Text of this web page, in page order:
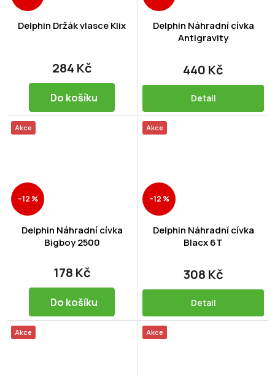
Delphin Držák vlasce Klix
284 Kč
Do košíku
Delphin Náhradní cívka
Antigravity
440 Kč
Detail
Akce
–12 %
Delphin Náhradní cívka
Bigboy 2500
178 Kč
Do košíku
Akce
–12 %
Delphin Náhradní cívka
Blacx 6T
308 Kč
Detail
Akce Akce